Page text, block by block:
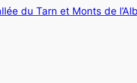
du Tarn et Monts de